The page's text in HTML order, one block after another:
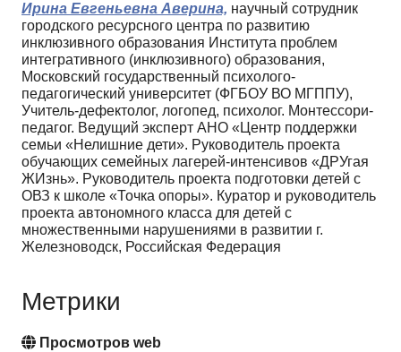
Ирина Евгеньевна Аверина, научный сотрудник
городского ресурсного центра по развитию
инклюзивного образования Института проблем
интегративного (инклюзивного) образования,
Московский государственный психолого-
педагогический университет (ФГБОУ ВО МГППУ),
Учитель-дефектолог, логопед, психолог. Монтессори-
педагог. Ведущий эксперт АНО «Центр поддержки
семьи «Нелишние дети». Руководитель проекта
обучающих семейных лагерей-интенсивов «ДРУгая
ЖИзнь». Руководитель проекта подготовки детей с
ОВЗ к школе «Точка опоры». Куратор и руководитель
проекта автономного класса для детей с
множественными нарушениями в развитии г.
Железноводск, Российская Федерация
Метрики
Просмотров web